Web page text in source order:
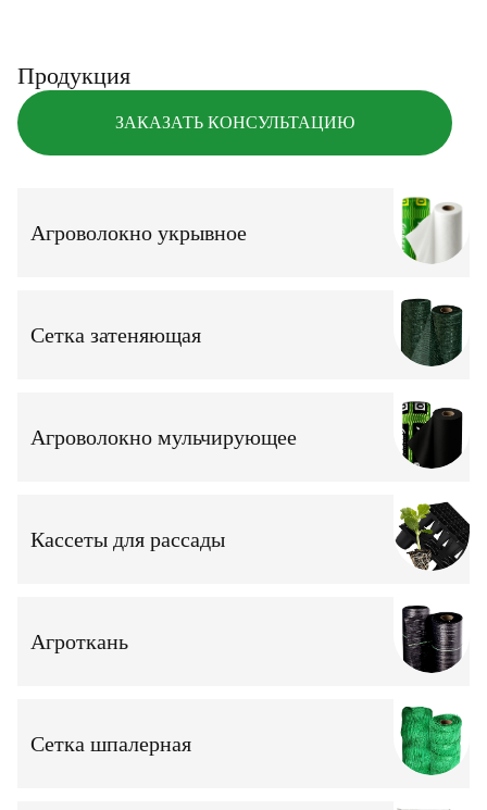
Продукция
ЗАКАЗАТЬ КОНСУЛЬТАЦИЮ
Агроволокно укрывное
Сетка затеняющая
Агроволокно мульчирующее
Кассеты для рассады
Агроткань
Сетка шпалерная